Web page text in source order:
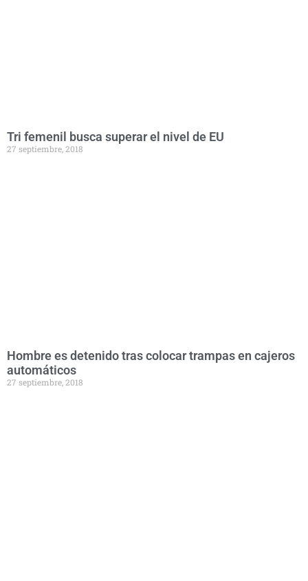
Tri femenil busca superar el nivel de EU
27 septiembre, 2018
Hombre es detenido tras colocar trampas en cajeros
automáticos
27 septiembre, 2018